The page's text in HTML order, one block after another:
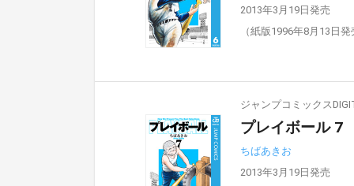
2013年3月19日発売
（紙版1996年8月13日発
ジャンプコミックス
プレイボール 7
ちばあきお
2013年3月19日発売